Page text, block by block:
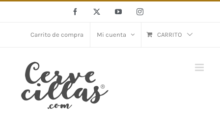
contenido
Facebook YouTubeInstagram
Carrito de compra Mi cuenta CARRITO